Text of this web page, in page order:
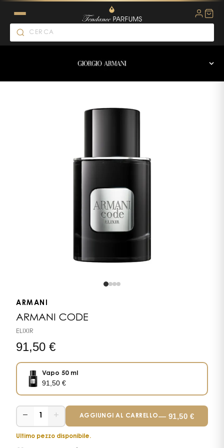
ARMANI
ARMANI CODE
ELIXIR
91,50 €
Vapo 50 ml
91,50€
− 1 + AGGIUNGI AL CARRELLO— 91,50 €
Ultimo pezzo disponibile.